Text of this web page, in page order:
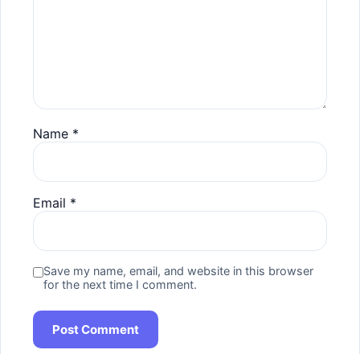
Name *
Email *
Save my name, email, and website in this browser
for the next time I comment.